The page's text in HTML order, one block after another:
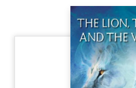
Hobbi, szabadidő